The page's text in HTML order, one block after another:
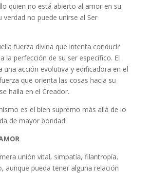
quien no está abierto al amor en su
verdad no puede unirse al Ser
fuerza divina que intenta conducir
la perfección de su ser específico. El
una acción evolutiva y edificadora en el
que orienta las cosas hacia su
halla en el Creador.
es el bien supremo más allá de lo
de mayor bondad.
unión vital, simpatía, filantropía,
aunque pueda tener alguna relación